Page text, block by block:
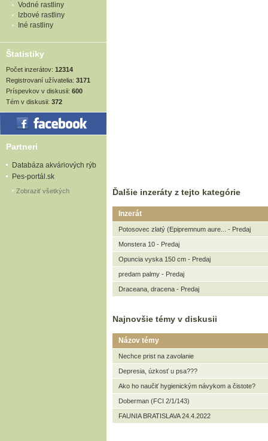
Vodné rastliny
Izbové rastliny
Iné rastliny
Štatistiky
Počet inzerátov: 12314
Registrovaní užívatelia: 3171
Príspevkov v diskusii: 600
Tém v diskusii: 372
Partneri
Databáza akváriových rýb
Pes-portál.sk
Zobraziť všetkých Ďalšie inzeráty z tejto kategórie
Inzerát
Potosovec zlatý (Epipremnum aure... - Predaj
Monstera 10 - Predaj
Opuncia vyska 150 cm - Predaj
predam palmy - Predaj
Draceana, dracena - Predaj
Najnovšie témy v diskusii
Názov témy
Nechce prist na zavolanie
Depresia, úzkosť u psa???
Ako ho naučiť hygienickým návykom a čistote?
Doberman (FCI 2/1/143)
FAUNIA BRATISLAVA 24.4.2022